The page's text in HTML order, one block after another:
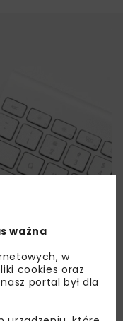
ważna
w
cookies oraz
portal był dla